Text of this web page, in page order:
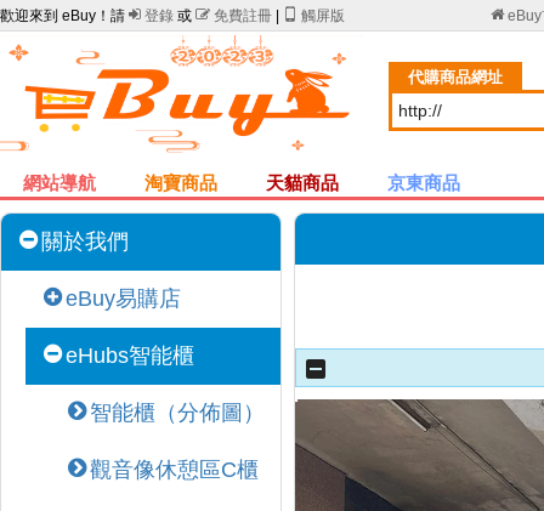
歡迎來到 eBuy！請  登錄 或  免費註冊 觸屏版 eBuy
代購商品網址
網站導航 淘寶商品 天貓商品 京東商品
關於我們
eBuy易購店
eHubs智能櫃
智能櫃（分佈圖）
觀音像休憩區C櫃